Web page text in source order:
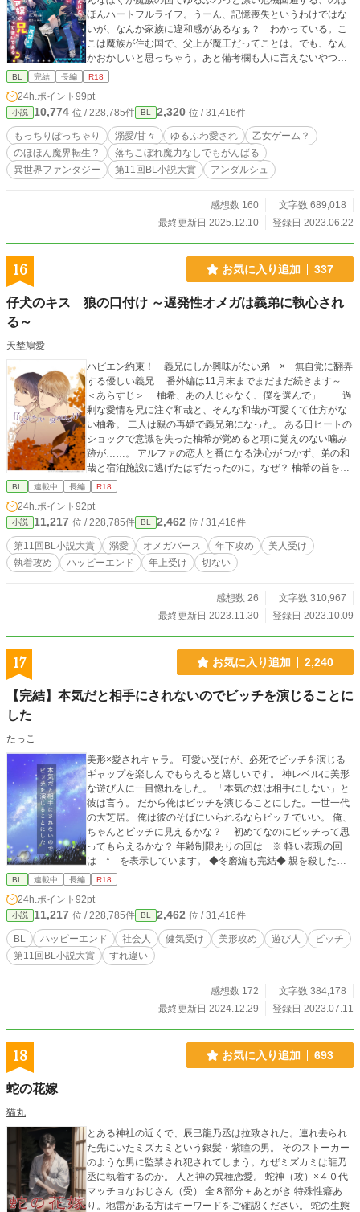
ほんハートフルライフ。うーん、記憶喪失というわけではな
いが、なんか家族に違和感があるなぁ？ わかっている。こ
こは魔族が住む国で、父上が魔王だってことは。でも、なん
かおかしいと思っちゃう。あと備考欄も人に言えないやつだ
よね？ ぼくの備考欄には『悪役令嬢の兄（尻拭い）』と書
ろいろあるけど。まぁいいや。 ぼくに優しくしてくれる超
絶美形の長兄、レオンハルト。ちょっと言葉のきつい次兄の
ラーディン。おそらく悪役令嬢で、ぼくが死にかかっても高
らかに笑う妹のディエンヌ。気の弱い異母弟のシュナイツ、
という兄弟に囲まれた、もっちりなぼくの悪魔城ライフで
す。 さらに、従兄弟のマルチェロやマリーベル、ラーディ
学友のエドガーという友達も巻き込んでのドタバタ魔王学園
乙女ゲームストーリーもあるよ。 え？ 乙女ゲーム？ なに
ベルズb賞をいただきました。 さらに、２０２５年三月中旬
に書籍発売になります。読者のみなさま、応援していただ
き、ありがとうございます。書籍化に伴い設定が変更された
しはナシの予定です。ご了承くださいませ。 本編は完結しま
BL 完結 長編 R18
24h.ポイント 99pt
小説 10,774 位 / 228,785件 BL 2,320 位 / 31,416件
もっちりぽっちゃり 溺愛/甘々 ゆるふわ愛され
乙女ゲーム？
のほほん魔界転生？
落ちこぼれ魔力なしでもがんばる
異世界ファンタジー
第11回BL小説大賞 アンダルシュ
感想数 160
文字数 689,018
最終更新日 2025.12.10
登録日 2023.06.22
16 お気に入り追加 337
仔犬のキス 狼の口付け ～遅発性オメガは義弟に執心され
る～
天埜鳩愛
ハピエン約束！ 義兄にしか興味がない弟 × 無自覚に翻弄
する優しい義兄 番外編は11月末までまだまだ続きます～
＜あらすじ＞ 「柚希、あの人じゃなく、僕を選んで」 過
剰な愛情を兄に注ぐ和哉と、そんな和哉が可愛くて仕方がな
い柚希。 二人は親の再婚で義兄弟になった。 ある日ヒートの
ショックで意識を失った柚希が覚めると項に覚えのない噛み
跡が……。 アルファの恋人と番になる決心がつかず、弟の和
哉と宿泊施設に逃げたはずだったのに。なぜ？ 柚希の首を噛
んだのは追いかけてきた恋人か、それともベータのはずの義
人するまでβ（判定不能のため）だと思っていたが、突然ヒー
トを起こしてΩになり 戸惑う。和哉とは元々友人同士だった
が、番であった夫を亡くした母が和哉の父と再婚。 義理の兄
弟に。家族が何より大切だったがあることがきっかけで距離
を置くことに……。 弟大好きのブラコンで、推しに弱い優柔
くし、失意のどん底にいたところを柚希の愛情に救われ 以来
彼を一途に愛する。とある理由からバース性を隠している。
と思っているが、実際は……。 この度、以前に投稿していた
物語をBL大賞用に改稿・加筆してお届けします。 第一部・第
ン、クリスマスと物語も季節と共に 進行していきます。どう
BL 連載中 長編 R18
24h.ポイント 92pt
小説 11,217 位 / 228,785件 BL 2,462 位 / 31,416件
第11回BL小説大賞 溺愛 オメガバース 年下攻め
美人受け
執着攻め
ハッピーエンド 年上受け 切ない
感想数 26
文字数 310,967
最終更新日 2023.11.30
登録日 2023.10.09
17 お気に入り追加 2,240
【完結】本気だと相手にされないのでビッチを演じることに
した
たっこ
美形×愛されキャラ。 可愛い受けが、必死でビッチを演じる
ギャップを楽しんでもらえると嬉しいです。 神レベルに美形
な遊び人に一目惚れをした。 「本気の奴は相手にしない」と
彼は言う。 だから俺はビッチを演じることにした。一世一代
の大芝居。 俺は彼のそばにいられるならビッチでいい。 俺、
ちゃんとビッチに見えるかな？ 初めてなのにビッチって思
ってもらえるかな？ 年齢制限ありの回は ※ 軽い表現の回
は * を表示しています。 ◆冬磨編も完結◆ 親を殺した俺
が、どうして普通に生きてるんだ……。 誰か俺を殺してく
いていただきましたꕤ︎︎ いつも素敵なイラストをありがとうご
ざいますꕤ︎︎
BL 連載中 長編 R18
24h.ポイント 92pt
小説 11,217 位 / 228,785件 BL 2,462 位 / 31,416件
BL ハッピーエンド 社会人 健気受け 美形攻め 遊び人
ビッチ
第11回BL小説大賞
すれ違い
感想数 172
文字数 384,178
最終更新日 2024.12.29
登録日 2023.07.11
18 お気に入り追加 693
蛇の花嫁
猫丸
とある神社の近くで、辰巳龍乃丞は拉致された。連れ去られ
た先にいたミズカミという銀髪・紫瞳の男。 そのストーカー
のような男に監禁され犯されてしまう。なぜミズカミは龍乃
丞に執着するのか。 人と神の異種恋愛。 蛇神（攻）×４０代
マッチョなおじさん（受） 全８部分＋あとがき 特殊性癖あ
り。地雷がある方はキーワードをご確認ください。 蛇の生態